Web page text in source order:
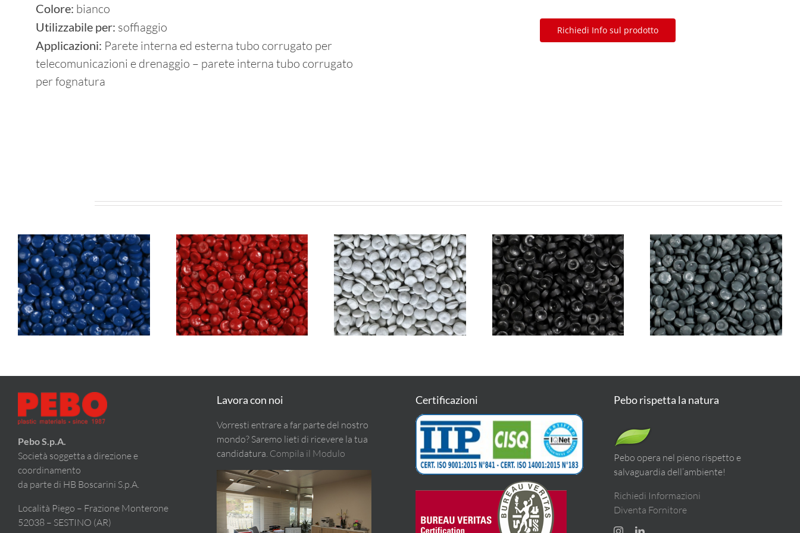
Colore: bianco
Utilizzabile per: soffiaggio
Applicazioni: Parete interna ed esterna tubo corrugato per
telecomunicazioni e drenaggio – parete interna tubo corrugato
per fognatura
Richiedi Info sul prodotto
PEBOlen 6100C BLUE
(HDPE)
PEBOlen 6100C RED
(HDPE)
PEBOlen 6100C WHITE
(HDPE)
PEBOlen 6100 (HDPE)
PEBOlen6100C GREY
(HDPE)
Pebo S.p.A.
Società soggetta a direzione e
coordinamento
da parte di HB Boscarini S.p.A.
Località Piego – Frazione Monterone
52038 – SESTINO (AR)
Lavora con noi
Vorresti entrare a far parte del nostro
mondo? Saremo lieti di ricevere la tua
candidatura. Compila il Modulo
Certificazioni Pebo rispetta la natura
Pebo opera nel pieno rispetto e
salvaguardia dell’ambiente!
Richiedi Informazioni
Diventa Fornitore